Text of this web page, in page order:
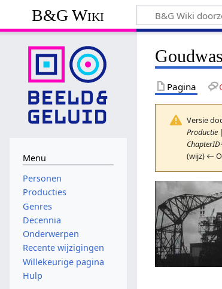
B&G Wiki
Pagina
Versie
Productie
(wijz) ←
Menu
Personen
Producties
Genres
Decennia
Onderwerpen
Recente wijzigingen
Willekeurige pagina
Hulp